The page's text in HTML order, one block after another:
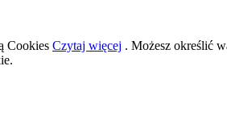
Cookies Czytaj więcej . Możesz określić